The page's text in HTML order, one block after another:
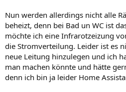
Nun werden allerdings nicht alle
beheizt, denn bei Bad un WC ist
möchte ich eine Infrarotzeizung
die Stromverteilung. Leider ist es
neue Leitung hinzulegen und ich
man machen könnte und hätte
denn ich bin ja leider Home